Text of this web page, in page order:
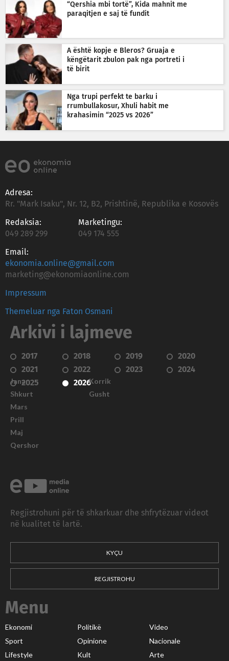
“Qershia mbi tortë”, Kida mahnit me
paraqitjen e saj të fundit
A është kopje e Bleros? Gruaja e
këngëtarit zbulon pak nga portreti i
të birit
Nga trupi perfekt te barku i
rrumbullakosur, Xhuli habit me
krahasimin “2025 vs 2026”
Adresa:
Rr. "Mark Isaku", Nr. 12, B2, Prishtinë, Republika e Kosovës
Redaksia:
049 289 299
Marketingu:
049 174 555
Email:
ekonomia.online@gmail.com
marketing@ekonomiaonline.com
Impressum
Themeluar nga Faton Osmani
Arkivi i lajmeve
2017 2018 2019
2020
2021
2022 2023
2024
2025
2026
Janar
Shkurt
Mars
Prill
Maj
Qershor
Korrik
Gusht
Regjistrohuni për të shkarkuar dhe shfrytëzuar videot
në kualitet të lartë.
KYÇU
REGJISTROHU
Menu
Ekonomi Politikë
Video
Sport
Opinione
Nacionale
Lifestyle
Kult Arte